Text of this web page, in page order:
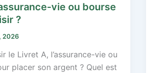
vie ou bourse
?
2026
le Livret A, l’assurance-vie ou
placer son argent ? Quel est